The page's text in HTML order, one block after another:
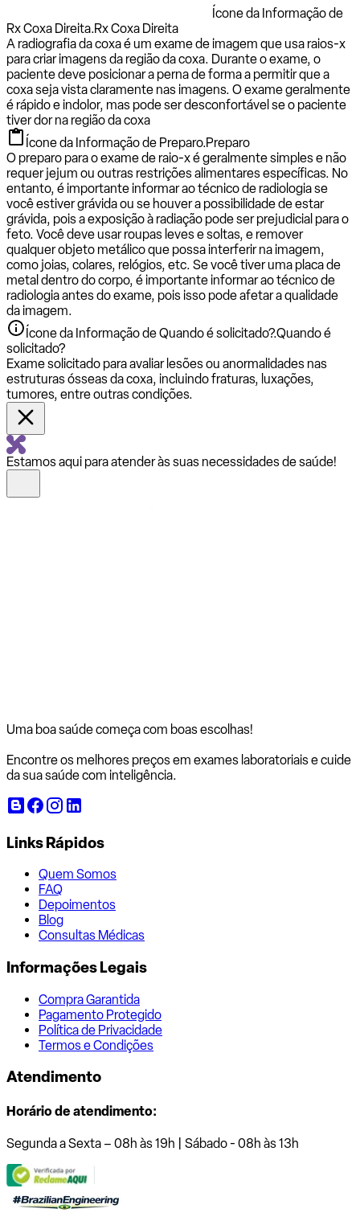
Ícone da Informação de
Rx Coxa Direita.Rx Coxa Direita
A radiografia da coxa é um exame de imagem que usa raios-x
para criar imagens da região da coxa. Durante o exame, o
paciente deve posicionar a perna de forma a permitir que a
coxa seja vista claramente nas imagens. O exame geralmente
é rápido e indolor, mas pode ser desconfortável se o paciente
tiver dor na região da coxa
Ícone da Informação de Preparo.Preparo
O preparo para o exame de raio-x é geralmente simples e não
requer jejum ou outras restrições alimentares específicas. No
entanto, é importante informar ao técnico de radiologia se
você estiver grávida ou se houver a possibilidade de estar
grávida, pois a exposição à radiação pode ser prejudicial para o
feto. Você deve usar roupas leves e soltas, e remover
qualquer objeto metálico que possa interferir na imagem,
como joias, colares, relógios, etc. Se você tiver uma placa de
metal dentro do corpo, é importante informar ao técnico de
radiologia antes do exame, pois isso pode afetar a qualidade
da imagem.
Ícone da Informação de Quando é solicitado?.Quando é
solicitado?
Exame solicitado para avaliar lesões ou anormalidades nas
estruturas ósseas da coxa, incluindo fraturas, luxações,
tumores, entre outras condições.
Estamos aqui para atender às suas necessidades de saúde!
Uma boa saúde começa com boas escolhas!
Encontre os melhores preços em exames laboratoriais e cuide
da sua saúde com inteligência.
Links Rápidos
Quem Somos
FAQ
Depoimentos
Blog
Consultas Médicas
Informações Legais
Compra Garantida
Pagamento Protegido
Política de Privacidade
Termos e Condições
Atendimento
Horário de atendimento:
Segunda a Sexta – 08h às 19h | Sábado - 08h às 13h